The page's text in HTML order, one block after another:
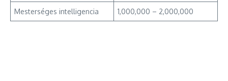
Mesterséges intelligencia 1,000,000 – 2,000,000